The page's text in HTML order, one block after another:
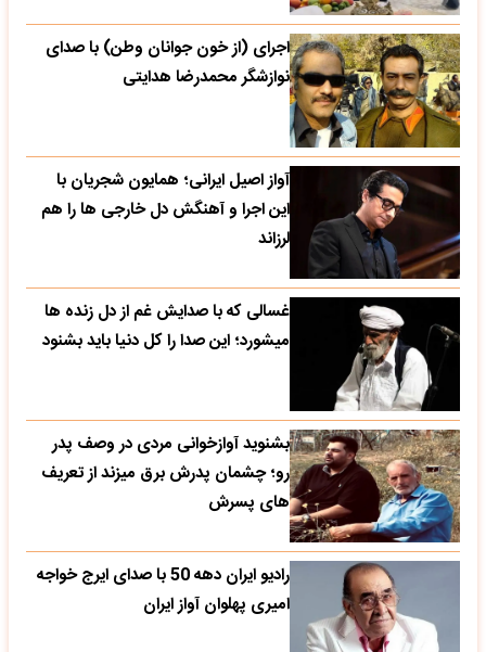
اجرای (از خون جوانان وطن) با صدای
نوازشگر محمدرضا هدایتی
آواز اصیل ایرانی؛ همایون شجریان با
این اجرا و آهنگش دل خارجی ها را هم
لرزاند
غسالی که با صدایش غم از دل زنده ها
میشورد؛ این صدا را کل دنیا باید بشنود
بشنوید آوازخوانی مردی در وصف پدر
رو؛ چشمان پدرش برق میزند از تعریف
های پسرش
رادیو ایران دهه 50 با صدای ایرج خواجه
امیری پهلوان آواز ایران